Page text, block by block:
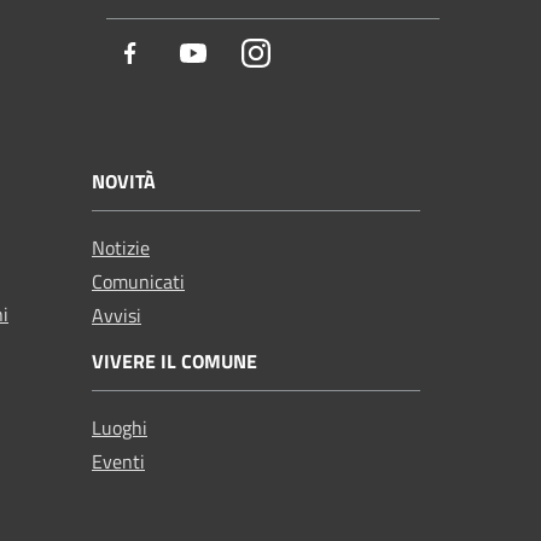
Facebook YoutubeInstagram
NOVITÀ
Notizie
Comunicati
Avvisi
VIVERE IL COMUNE
Luoghi
Eventi